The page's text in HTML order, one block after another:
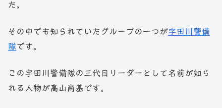
た。
その中でも知られていたグループの一つが宇田川警備
隊です。
この宇田川警備隊の三代目リーダーとして名前が知ら
れる人物が高山尚基です。